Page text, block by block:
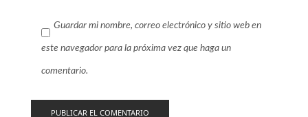
Guardar mi nombre, correo electrónico y sitio web en
este navegador para la próxima vez que haga un
comentario.